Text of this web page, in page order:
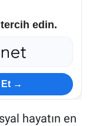
edin.
Et →
hayatın en